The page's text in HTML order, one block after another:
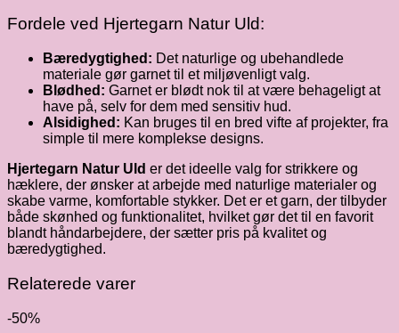
Fordele ved Hjertegarn Natur Uld:
Bæredygtighed: Det naturlige og ubehandlede
materiale gør garnet til et miljøvenligt valg.
Blødhed: Garnet er blødt nok til at være behageligt at
have på, selv for dem med sensitiv hud.
Alsidighed: Kan bruges til en bred vifte af projekter, fra
simple til mere komplekse designs.
Hjertegarn Natur Uld er det ideelle valg for strikkere og
hæklere, der ønsker at arbejde med naturlige materialer og
skabe varme, komfortable stykker. Det er et garn, der tilbyder
både skønhed og funktionalitet, hvilket gør det til en favorit
blandt håndarbejdere, der sætter pris på kvalitet og
bæredygtighed.
Relaterede varer
-50%